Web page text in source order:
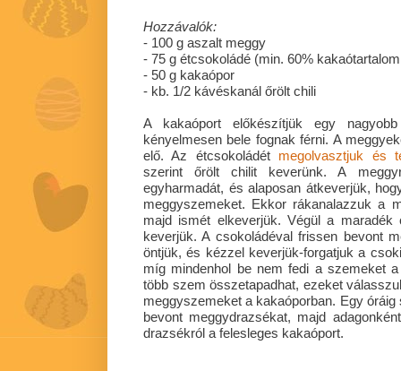
Hozzávalók:
- 100 g aszalt meggy
- 75 g étcsokoládé (min. 60%
- 50 g kakaópor
- kb. 1/2 kávéskanál őrölt chili
A kakaóport előkészítjük egy
kényelmesen bele fognak férni. A
elő. Az étcsokoládét megolvasztjuk és
szerint őrölt chilit keverünk. A
egyharmadát, és alaposan átkeverjük,
meggyszemeket. Ekkor rákanalazzuk a
majd ismét elkeverjük. Végül a
keverjük. A csokoládéval frissen bevont
öntjük, és kézzel keverjük-forgatjuk a
míg mindenhol be nem fedi a szemeket
több szem összetapadhat, ezeket
meggyszemeket a kakaóporban. Egy
bevont meggydrazsékat, majd
drazsékról a felesleges kakaóport.